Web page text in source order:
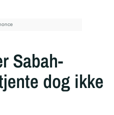
Sabah-
dog ikke